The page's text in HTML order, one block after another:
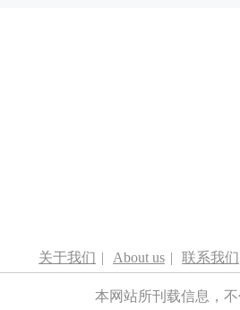
关于我们 | About us | 联系我们
本网站所刊载信息，